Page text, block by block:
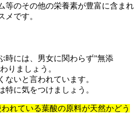
等のその他の栄養素が豊富に含まれ
メです。
時には、男女に関わらず”無添
りましょう。
ないと言われています。
特に気をつけましょう。
れている葉酸の原料が天然かどう